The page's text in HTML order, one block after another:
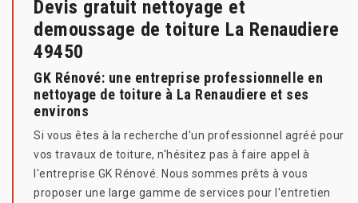
Devis gratuit nettoyage et
demoussage de toiture La Renaudiere
49450
GK Rénové: une entreprise professionnelle en
nettoyage de toiture à La Renaudiere et ses
environs
Si vous êtes à la recherche d'un professionnel agréé pour
vos travaux de toiture, n'hésitez pas à faire appel à
l'entreprise GK Rénové. Nous sommes prêts à vous
proposer une large gamme de services pour l'entretien